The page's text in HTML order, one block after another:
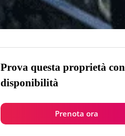
Prova questa proprietà con
disponibilità
Prenota ora